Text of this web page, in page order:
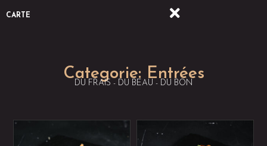
CARTE
Categorie: Entrées
DU FRAIS - DU BEAU - DU BON